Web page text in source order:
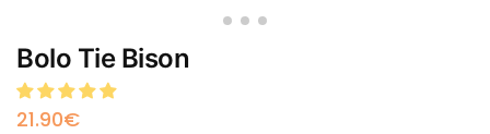
Bolo Tie Bison
21.90€